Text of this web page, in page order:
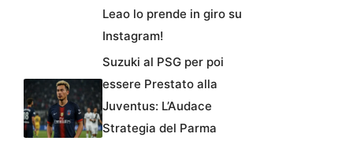
Leao lo prende in giro su
Instagram!
Suzuki al PSG per poi
essere Prestato alla
Juventus: L’Audace
Strategia del Parma